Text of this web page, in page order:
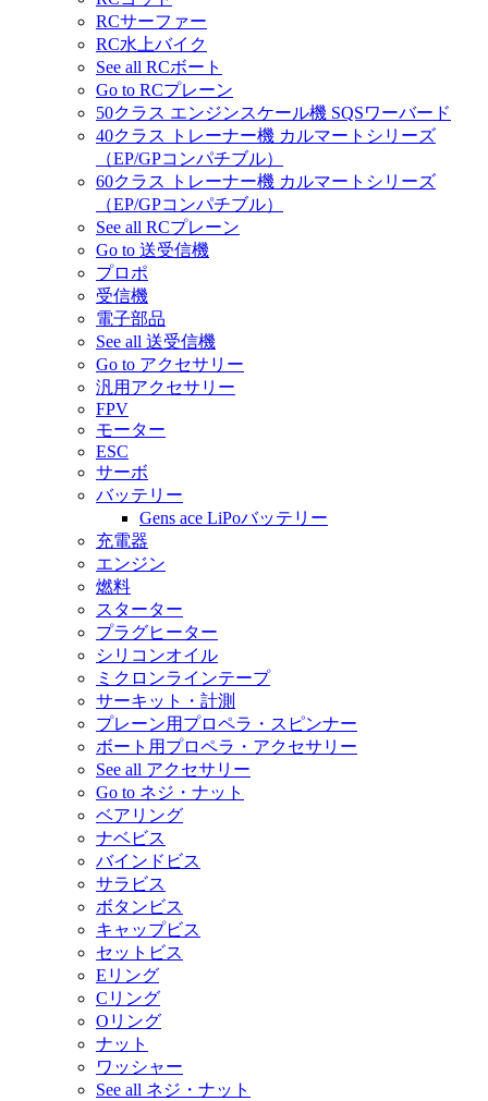
RCサーファー
RC水上バイク
See all RCボート
Go to RCプレーン
50クラス エンジンスケール機 SQSワーバード
40クラス トレーナー機 カルマートシリーズ
（EP/GPコンパチブル）
60クラス トレーナー機 カルマートシリーズ
（EP/GPコンパチブル）
See all RCプレーン
Go to 送受信機
プロポ
受信機
電子部品
See all 送受信機
Go to アクセサリー
汎用アクセサリー
FPV
モーター
ESC
サーボ
バッテリー
Gens ace LiPoバッテリー
充電器
エンジン
燃料
スターター
プラグヒーター
シリコンオイル
ミクロンラインテープ
サーキット・計測
プレーン用プロペラ・スピンナー
ボート用プロペラ・アクセサリー
See all アクセサリー
Go to ネジ・ナット
ベアリング
ナベビス
バインドビス
サラビス
ボタンビス
キャップビス
セットビス
Eリング
Cリング
Oリング
ナット
ワッシャー
See all ネジ・ナット